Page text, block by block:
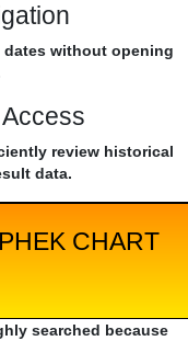
without opening
review historical
data.
CHART
searched because